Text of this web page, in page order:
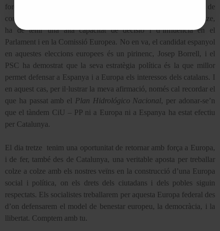
força política que ha fet possible aquesta nova situació de
complicitat amb el Govern d’Espanya i que, després del dia tretze,
ha de tenir una alta capacitat de decisió i d’influència en el
Parlament i en la Comissió Europea. No en va, el candidat espanyol
en aquestes eleccions europees és un pirinenc, Josep Borrell, i el
PSC ha demostrat que la seva estratègia política és la que millor
permet defensar a Espanya i a Europa els interessos dels catalans. I
en aquest cas, per il·lustrar la meva afirmació, només cal recordar el
que ha passat amb el Plan Hidrológico Nacional, per adonar-se’n
que el tàndem CiU – PP ni a Europa ni a Espanya ha estat efectiu
per Catalunya.
El dia tretze
tenim una oportunitat de retornar amb força a Europa,
i de fer, també des de Catalunya, una veritable aposta per treballar
colze a colze amb els nostres veïns en la construcció d’una Europa
social i política, on els drets dels ciutadans i dels pobles siguin
respectats. Els socialistes treballarem per aquesta Europa federal des
d’on defensarem el model de benestar europeu, la democràcia, i la
llibertat. Comptem amb tu.